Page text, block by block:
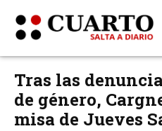
Tras las
de género,
misa de Jueves